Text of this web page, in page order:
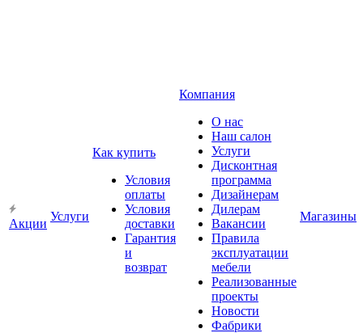
Акции
Услуги
Как купить
Условия
оплаты
Условия
доставки
Гарантия
и
возврат
Компания
О нас
Наш салон
Услуги
Дисконтная
программа
Дизайнерам
Дилерам
Вакансии
Правила
эксплуатации
мебели
Реализованные
проекты
Новости
Фабрики
Магазины